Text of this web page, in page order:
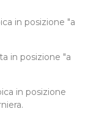
in posizione "a
in posizione "a
in posizione